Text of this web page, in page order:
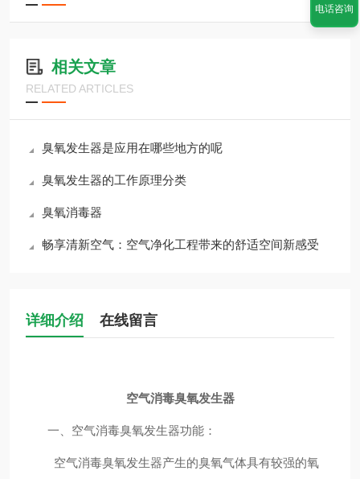
相关文章
RELATED ARTICLES
臭氧发生器是应用在哪些地方的呢
臭氧发生器的工作原理分类
臭氧消毒器
畅享清新空气：空气净化工程带来的舒适空间新感受
详细介绍 在线留言
空气消毒臭氧发生器
一、空气消毒臭氧发生器功能：
空气消毒臭氧发生器产生的臭氧气体具有较强的氧
电话咨询